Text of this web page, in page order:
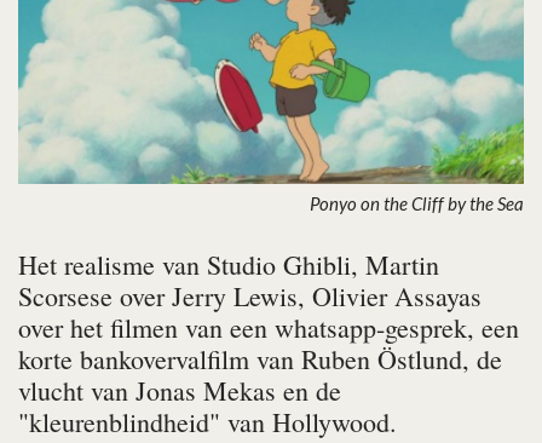
Ponyo on the Cliff by the Sea
Het realisme van Studio Ghibli, Martin
Scorsese over Jerry Lewis, Olivier Assayas
over het filmen van een whatsapp-gesprek, een
korte bankovervalfilm van Ruben Östlund, de
vlucht van Jonas Mekas en de
"kleurenblindheid" van Hollywood.